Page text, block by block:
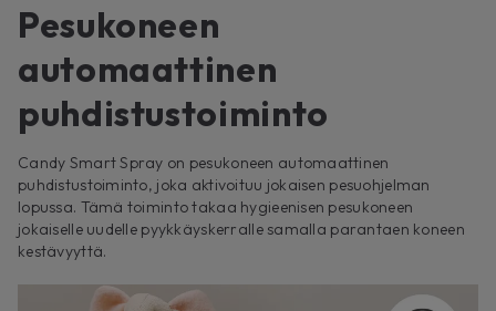
Pesukoneen
automaattinen
puhdistustoiminto
Candy Smart Spray on pesukoneen automaattinen
puhdistustoiminto, joka aktivoituu jokaisen pesuohjelman
lopussa. Tämä toiminto takaa hygieenisen pesukoneen
jokaiselle uudelle pyykkäyskerralle samalla parantaen koneen
kestävyyttä.